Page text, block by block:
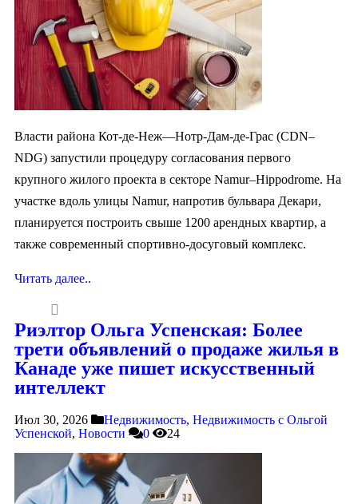
Власти района Кот-де-Неж—Нотр-Дам-де-Грас (CDN–
NDG) запустили процедуру согласования первого
крупного жилого проекта в секторе Namur–Hippodrome. На
участке вдоль улицы Namur, напротив бульвара Декари,
планируется построить свыше 1200 арендных квартир, а
также современный спортивно-досуговый комплекс.
Читать далее..
Риэлтор Ольга Успенская: Более
трети объявлений о продаже жилья в
Канаде уже пишет искусственный
интеллект
Июл 30, 2026 Недвижимость, Недвижимость с Ольгой
Успенской, Новости 0 24